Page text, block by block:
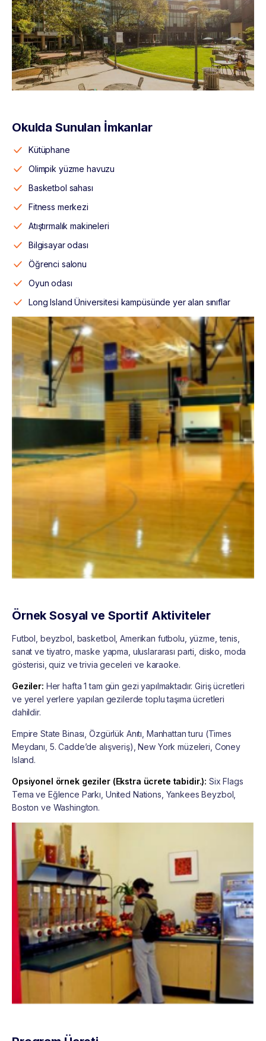
Okulda Sunulan İmkanlar
Kütüphane
Olimpik yüzme havuzu
Basketbol sahası
Fitness merkezi
Atıştırmalık makineleri
Bilgisayar odası
Öğrenci salonu
Oyun odası
Long Island Üniversitesi kampüsünde yer alan sınıflar
Örnek Sosyal ve Sportif Aktiviteler
Futbol, beyzbol, basketbol, Amerikan futbolu, yüzme, tenis,
sanat ve tiyatro, maske yapma, uluslararası parti, disko, moda
gösterisi, quiz ve trivia geceleri ve karaoke.
Geziler: Her hafta 1 tam gün gezi yapılmaktadır. Giriş ücretleri
ve yerel yerlere yapılan gezilerde toplu taşıma ücretleri
dahildir.
Empire State Binası, Özgürlük Anıtı, Manhattan turu (Times
Meydanı, 5. Cadde’de alışveriş), New York müzeleri, Coney
Island.
Opsiyonel örnek geziler (Ekstra ücrete tabidir.): Six Flags
Tema ve Eğlence Parkı, United Nations, Yankees Beyzbol,
Boston ve Washington.